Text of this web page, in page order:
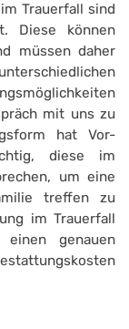
Trauerfall sind
Diese können
müssen daher
mit uns zu
hat Vor-
diese im
um eine
treffen zu
im Trauerfall
genauen